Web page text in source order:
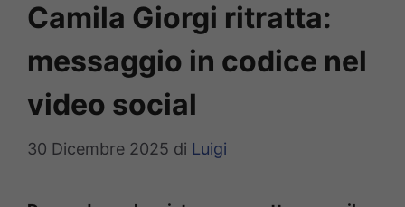
Camila Giorgi ritratta:
messaggio in codice nel
video social
30 Dicembre 2025 di Luigi